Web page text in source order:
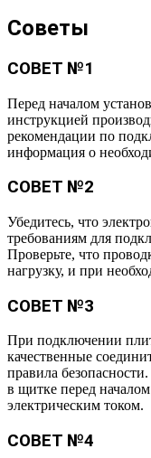
Советы
СОВЕТ №1
Перед началом
инструкцией
рекомендации по
информация о
СОВЕТ №2
Убедитесь, что
требованиям для
Проверьте, что
нагрузку, и при
СОВЕТ №3
При подключении
качественные
правила
в щитке перед
электрическим током.
СОВЕТ №4